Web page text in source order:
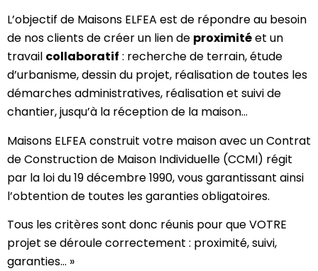
L’objectif de Maisons ELFEA est de répondre au besoin
de nos clients de créer un lien de proximitéet un
travail collaboratif : recherche de terrain, étude
d’urbanisme, dessin du projet, réalisation de toutes les
démarches administratives, réalisation et suivi de
chantier, jusqu’à la réception de la maison…
Maisons ELFEA construit votre maison avec un Contrat
de Construction de Maison Individuelle (CCMI) régit
par la loi du 19 décembre 1990, vous garantissant ainsi
l’obtention de toutes les garanties obligatoires.
Tous les critères sont donc réunis pour que VOTRE
projet se déroule correctement : proximité, suivi,
garanties… »